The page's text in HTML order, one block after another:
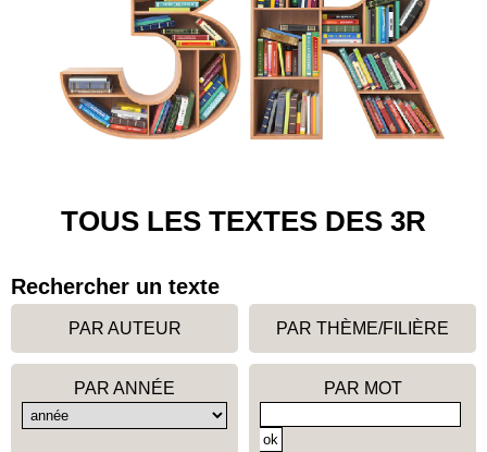
TOUS LES TEXTES DES 3R
Rechercher un texte
PAR AUTEUR PAR THÈME/FILIÈRE
PAR ANNÉE PAR MOT